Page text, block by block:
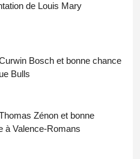
de Louis Mary
Bosch et bonne chance
Bulls
Zénon et bonne
à Valence-Romans